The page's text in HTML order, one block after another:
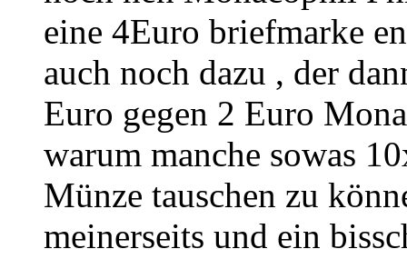
eine 4Euro briefmarke
auch noch dazu , der
Euro gegen 2 Euro
warum manche sowas
Münze tauschen zu
meinerseits und ein